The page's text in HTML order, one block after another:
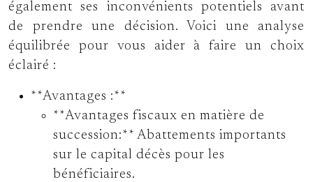
également ses inconvénients potentiels avant
de prendre une décision. Voici une analyse
équilibrée pour vous aider à faire un choix
éclairé :
**Avantages :**
**Avantages fiscaux en matière de
succession:** Abattements importants
sur le capital décès pour les
bénéficiaires.